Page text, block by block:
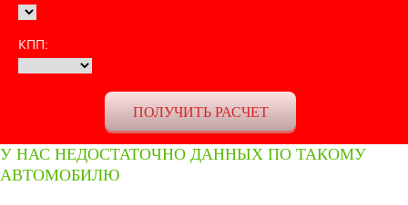
КПП:
У НАС НЕДОСТАТОЧНО ДАННЫХ ПО ТАКОМУ
АВТОМОБИЛЮ